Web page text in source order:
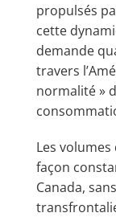
propulsés
cette
demande
travers
normalité »
Les
façon
Canada,